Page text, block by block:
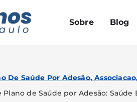
Sobre Blog
De Saúde Por Adesão,
Plano de Saúde por Adesão: